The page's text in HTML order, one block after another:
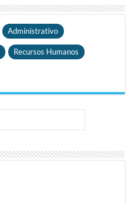
Administrativo
Recursos Humanos